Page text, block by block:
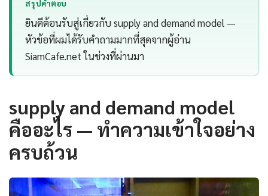
สรุปคำตอบ
ยินดีต้อนรับสู่เกี่ยวกับ supply and demand model —
หัวข้อที่ผมได้รับคำถามมากที่สุดจากผู้อ่าน
SiamCafe.net ในช่วงที่ผ่านมา
supply and demand model
คืออะไร — ทำความเข้าใจอย่าง
ครบถ้วน